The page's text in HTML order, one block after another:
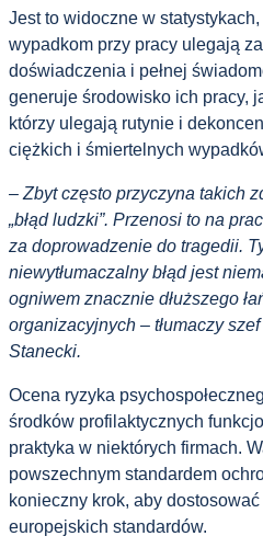
Jest to widoczne w
wypadkom przy pracy ulegają
doświadczenia i pełnej
generuje środowisko ich pracy,
którzy ulegają rutynie i
ciężkich i śmiertelnych
– Zbyt często przyczyna takich
„błąd ludzki”. Przenosi to na
za doprowadzenie do tragedii.
niewytłumaczalny błąd jest
ogniwem znacznie dłuższego
organizacyjnych – tłumaczy
Stanecki.
Ocena ryzyka
środków profilaktycznych
praktyka w niektórych firmach.
powszechnym standardem
konieczny krok, aby
europejskich standardów.